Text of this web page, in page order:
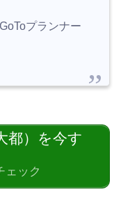
プランナー
都）を今す
ェック